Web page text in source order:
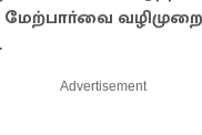
Advertisement